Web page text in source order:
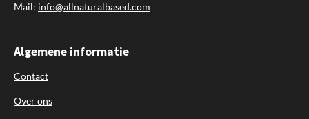
Mail: info@allnaturalbased.com
Algemene informatie
Contact
Over ons